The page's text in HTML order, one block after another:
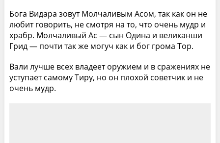
Бога Видара зовут Молчаливым Асом, так как он не
любит говорить, не смотря на то, что очень мудр и
храбр. Молчаливый Ас — сын Одина и великанши
Грид — почти так же могуч как и бог грома Тор.
Вали лучше всех владеет оружием и в сражениях не
уступает самому Тиру, но он плохой советчик и не
очень мудр.